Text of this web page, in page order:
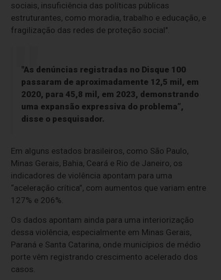
sociais, insuficiência das políticas públicas
estruturantes, como moradia, trabalho e educação, e
fragilização das redes de proteção social".
"As denúncias registradas no Disque 100
passaram de aproximadamente 12,5 mil, em
2020, para 45,8 mil, em 2023, demonstrando
uma expansão expressiva do problema”,
disse o pesquisador.
Em alguns estados brasileiros, como São Paulo,
Minas Gerais, Bahia, Ceará e Rio de Janeiro, os
indicadores de violência apontam para uma
“aceleração crítica”, com aumentos que variam entre
127% e 206%.
Os dados apontam ainda para uma interiorização
dessa violência, especialmente em Minas Gerais,
Paraná e Santa Catarina, onde municípios de médio
porte vêm registrando crescimento acelerado dos
casos.